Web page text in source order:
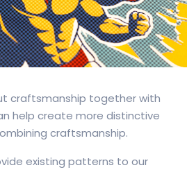
craftsmanship together with
help create more distinctive
craftsmanship.
existing patterns to our